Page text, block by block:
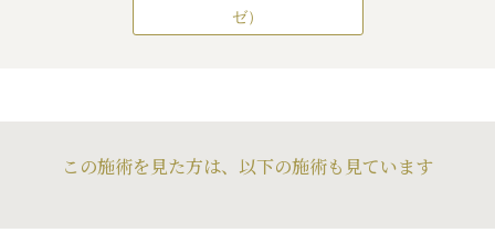
ゼ）
この施術を見た方は、以下の施術も見ています